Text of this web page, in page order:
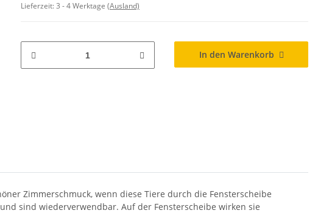
Lieferzeit:3 - 4 Werktage (Ausland)
In den Warenkorb
Zimmerschmuck, wenn diese Tiere durch die Fensterscheibe
sind wiederverwendbar. Auf der Fensterscheibe wirken sie